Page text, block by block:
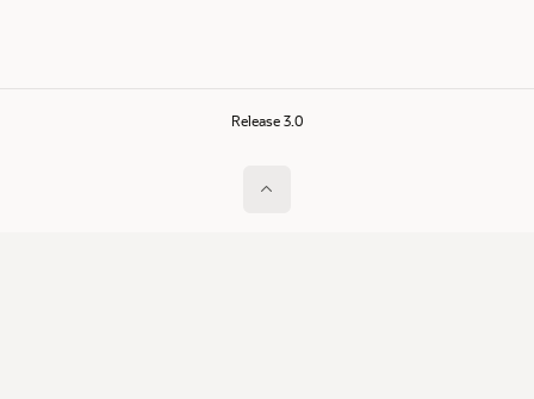
Release 3.0